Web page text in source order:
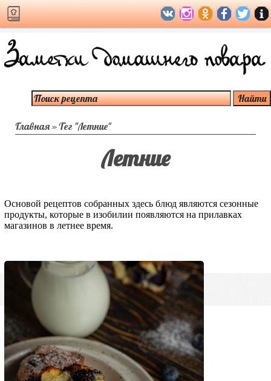
Главная»Тег "Летние"
Летние
Основой рецептов собранных здесь блюд являются сезонные
продукты, которые в изобилии появляются на прилавках
магазинов в летнее время.